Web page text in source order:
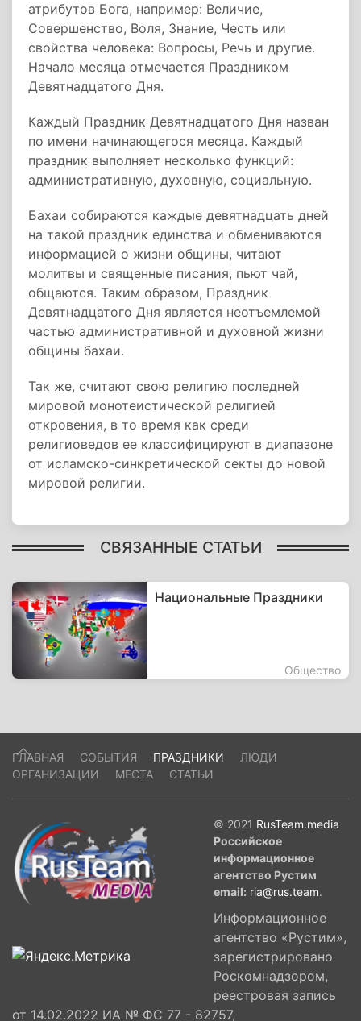
атрибутов Бога, например: Величие,
Совершенство, Воля, Знание, Честь или
свойства человека: Вопросы, Речь и другие.
Начало месяца отмечается Праздником
Девятнадцатого Дня.
Каждый Праздник Девятнадцатого Дня назван
по имени начинающегося месяца. Каждый
праздник выполняет несколько функций:
административную, духовную, социальную.
Бахаи собираются каждые девятнадцать дней
на такой праздник единства и обмениваются
информацией о жизни общины, читают
молитвы и священные писания, пьют чай,
общаются. Таким образом, Праздник
Девятнадцатого Дня является неотъемлемой
частью административной и духовной жизни
общины бахаи.
Так же, считают свою религию последней
мировой монотеистической религией
откровения, в то время как среди
религиоведов ее классифицируют в диапазоне
от исламско-синкретической секты до новой
мировой религии.
СВЯЗАННЫЕ СТАТЬИ
Национальные Праздники
Общество
ГЛАВНАЯ СОБЫТИЯ ПРАЗДНИКИ
ЛЮДИ
ОРГАНИЗАЦИИ
МЕСТА СТАТЬИ
© 2021 RusTeam.media
Российское
информационное
агентство Рустим
email: ria@rus.team.
Информационное
агентство «Рустим»,
зарегистрировано
Роскомнадзором,
реестровая запись
от 14.02.2022 ИА № ФС 77 - 82757,